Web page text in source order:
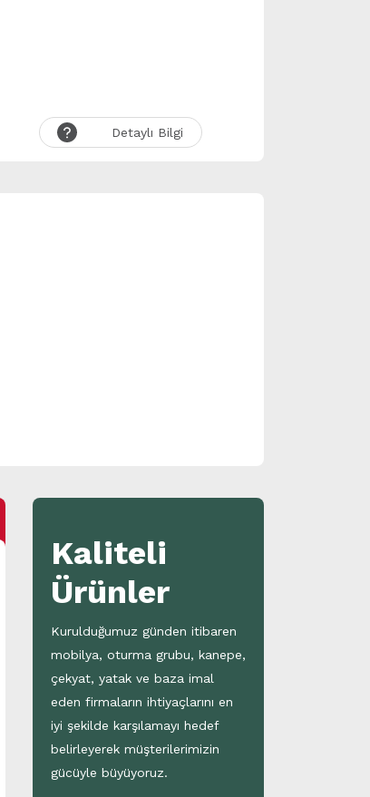
Detaylı Bilgi
Kaliteli
Ürünler
Kurulduğumuz günden itibaren
mobilya, oturma grubu, kanepe,
çekyat, yatak ve baza imal
eden firmaların ihtiyaçlarını en
iyi şekilde karşılamayı hedef
belirleyerek müşterilerimizin
gücüyle büyüyoruz.